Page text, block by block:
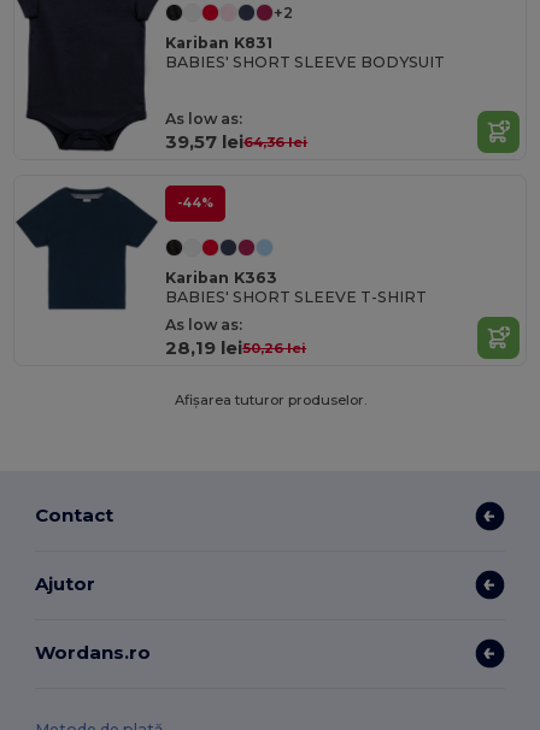
+2
Kariban K831
BABIES' SHORT SLEEVE BODYSUIT
As low as:
39,57 lei64,36 lei
-44%
Kariban K363
BABIES' SHORT SLEEVE T-SHIRT
As low as:
28,19 lei50,26 lei
Afișarea tuturor produselor.
Contact
Ajutor
Wordans.ro